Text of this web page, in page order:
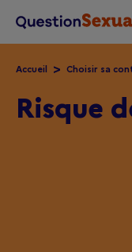
Accueil Choisir sa
Risque